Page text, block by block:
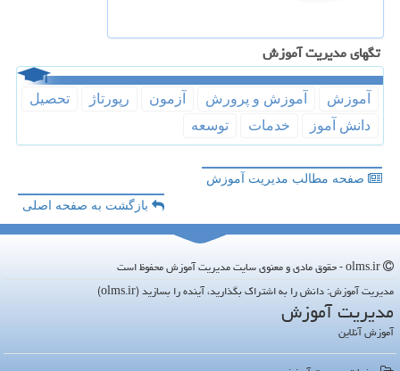
تگهای مدیریت آموزش
آموزش آموزش و پرورش آزمون رپورتاژ
تحصیل
دانش آموز
خدمات توسعه
صفحه مطالب مدیریت آموزش
بازگشت به صفحه اصلی
مدیریت آموزش: دانش را به اشتراک بگذارید، آینده را بسازید (olms.ir)
مدیریت آموزش
آموزش آنلاین